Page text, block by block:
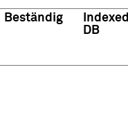
Beständig
Indexed
DB